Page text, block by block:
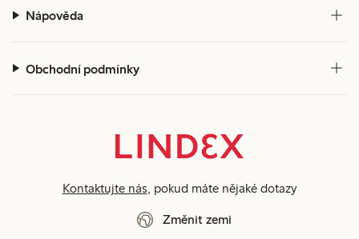
Nápověda
Obchodní podmínky
Kontaktujte nás, pokud máte nějaké dotazy
Změnit zemi